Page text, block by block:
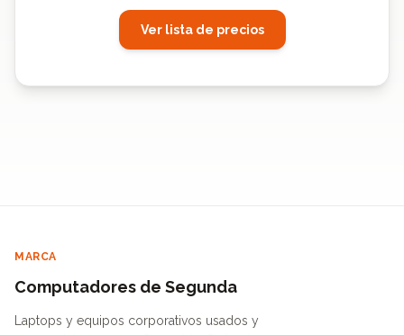
Ver lista de precios
MARCA
Computadores de Segunda
Laptops y equipos corporativos usados y